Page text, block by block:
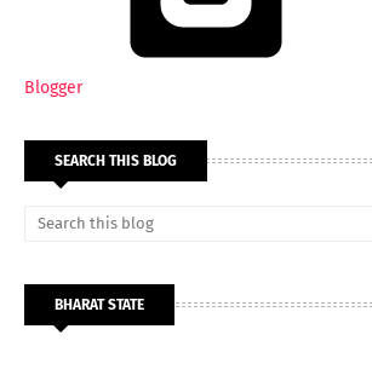
Blogger
SEARCH THIS BLOG
BHARAT STATE